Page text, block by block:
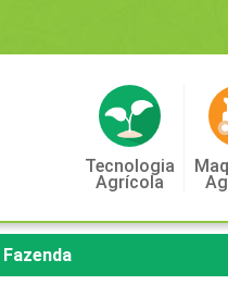
Tecnologia
Agrícola
Fazenda